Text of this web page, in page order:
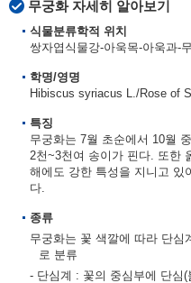
무궁화 자세히 알아보기
식물분류학적 위치
쌍자엽식물강-아욱목-아욱과-
학명/영명
Hibiscus syriacus L./Rose of
특징
무궁화는 7월 초순에서 10월
2천~3천여 송이가 핀다. 또한
해에도 강한 특성을 지니고 있
다.
종류
무궁화는 꽃 색깔에 따라 단심
로 분류
- 단심계 : 꽃의 중심부에 단심